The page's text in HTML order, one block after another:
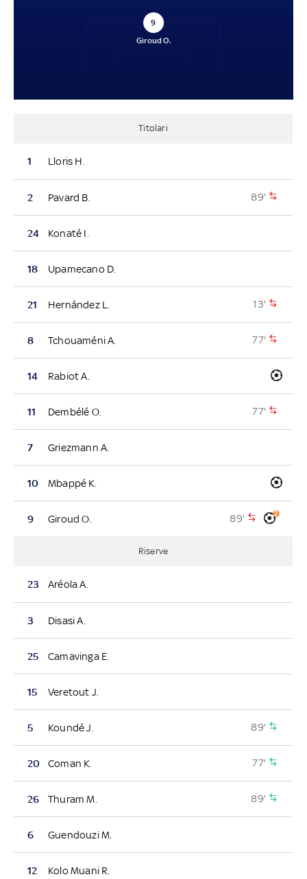
9
Giroud O.
Titolari
1 Lloris H.
2 Pavard B. 89'
24 Konaté I.
18 Upamecano D.
21 Hernández L. 13'
8 Tchouaméni A. 77'
14 Rabiot A.
11 Dembélé O. 77'
7 Griezmann A.
10 Mbappé K.
9 Giroud O. 89' 2
Riserve
23 Aréola A.
3 Disasi A.
25 Camavinga E.
15 Veretout J.
5 Koundé J. 89'
20 Coman K. 77'
26 Thuram M. 89'
6 Guendouzi M.
12 Kolo Muani R.